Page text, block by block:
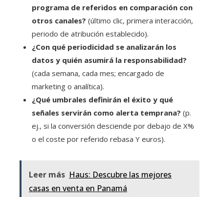
programa de referidos en comparación con
otros canales? (último clic, primera interacción,
periodo de atribución establecido).
¿Con qué periodicidad se analizarán los
datos y quién asumirá la responsabilidad?
(cada semana, cada mes; encargado de
marketing o analítica).
¿Qué umbrales definirán el éxito y qué
señales servirán como alerta temprana? (p.
ej., si la conversión desciende por debajo de X%
o el coste por referido rebasa Y euros).
Leer más Haus: Descubre las mejores
casas en venta en Panamá